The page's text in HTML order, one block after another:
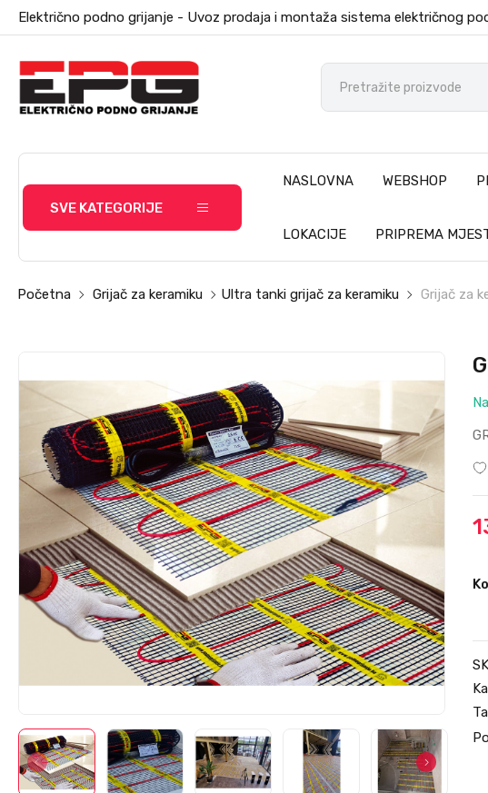
Električno podno grijanje - Uvoz prodaja i montaža sistema električnog
SVE KATEGORIJE
NASLOVNA WEBSHOP
LOKACIJE PRIPREMA
Početna Grijač za keramiku Ultra tanki grijač za keramiku Grijač za